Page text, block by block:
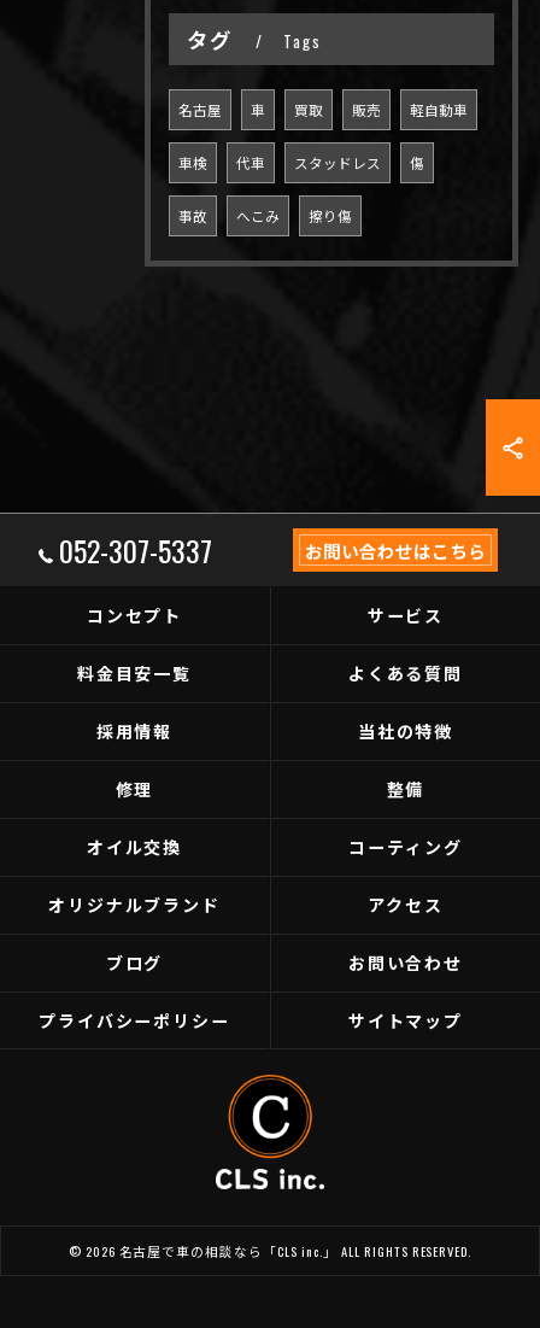
タグ Tags
名古屋 車 買取 販売 軽自動車
車検 代車 スタッドレス 傷
事故 へこみ 擦り傷
052-307-5337 お問い合わせはこちら
コンセプト サービス
料金目安一覧 よくある質問
採用情報 当社の特徴
修理 整備
オイル交換 コーティング
オリジナルブランド アクセス
ブログ お問い合わせ
プライバシーポリシー サイトマップ
© 2026 名古屋で車の相談なら「CLS inc.」 ALL RIGHTS RESERVED.